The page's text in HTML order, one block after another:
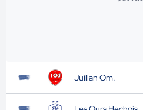
Juillan Om.